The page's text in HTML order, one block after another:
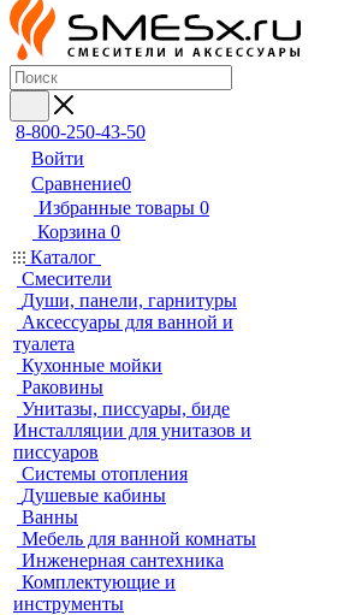
8-800-250-43-50
Войти
Сравнение0
Избранные товары 0
Корзина 0
Каталог
Смесители
Души, панели, гарнитуры
Аксессуары для ванной и
туалета
Кухонные мойки
Раковины
Унитазы, писсуары, биде
Инсталляции для унитазов и
писсуаров
Системы отопления
Душевые кабины
Ванны
Мебель для ванной комнаты
Инженерная сантехника
Комплектующие и
инструменты